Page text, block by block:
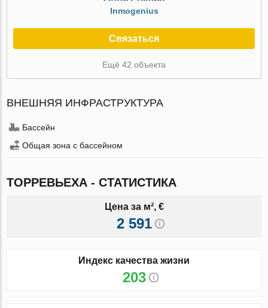
Inmogenius
Связаться
Ещё 42 объекта
ВНЕШНЯЯ ИНФРАСТРУКТУРА
Бассейн
Общая зона с бассейном
ТОРРЕВЬЕХА - СТАТИСТИКА
Цена за м², €
2 591
Индекс качества жизни
203